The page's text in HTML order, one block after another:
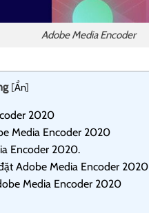
Adobe Media Encoder
[Ẩn]
2020
Media Encoder 2020
Encoder 2020.
Adobe Media Encoder 2020
Media Encoder 2020